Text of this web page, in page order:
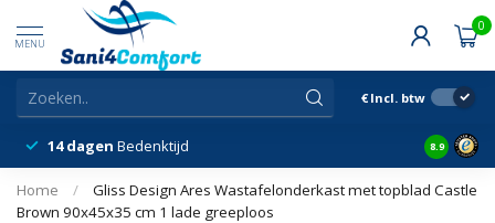
MENU
0
€ Incl. btw
14 dagen Bedenktijd Snelle
8.9
Home /
Gliss Design Ares Wastafelonderkast met topblad Castle
Brown 90x45x35 cm 1 lade greeploos